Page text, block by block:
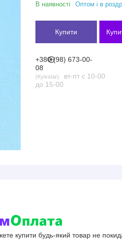
В наявності
Оптом і в
Купити
+380 (98) 673-00-
08
Kyivstar
вт-пт с 10-00
до 15-00
купити будь-який товар не